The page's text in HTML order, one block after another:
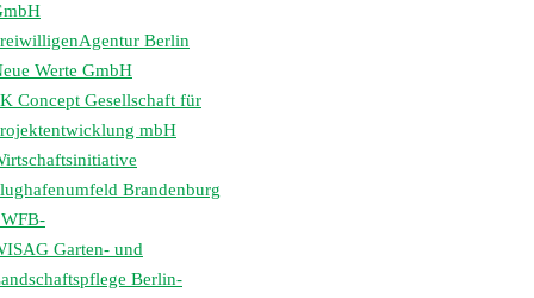
Berlin
Werte GmbH
Concept Gesellschaft für
mbH
Brandenburg
Garten- und
Berlin-